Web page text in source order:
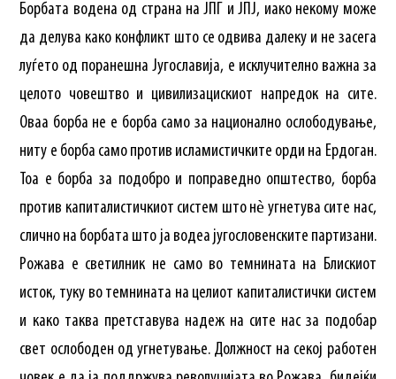
Борбата водена од страна на ЈПГ и ЈПЈ, иако некому може
да делува како конфликт што се одвива далеку и не засега
луѓето од поранешна Југославија, е исклучително важна за
целото човештво и цивилизацискиот напредок на сите.
Оваа борба не е борба само за национално ослободување,
ниту е борба само против исламистичките орди на Ердоган.
Тоа е борба за подобро и поправедно општество, борба
против капиталистичкиот систем што нѐ угнетува сите нас,
слично на борбата што ја водеа југословенските партизани.
Рожава е светилник не само во темнината на Блискиот
исток, туку во темнината на целиот капиталистички систем
и како таква претставува надеж на сите нас за подобар
свет ослободен од угнетување. Должност на секој работен